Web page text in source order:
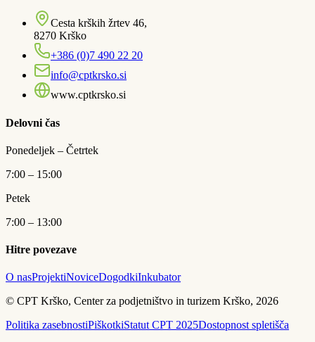
Cesta krških žrtev 46,
8270 Krško
+386 (0)7 490 22 20
info@cptkrsko.si
www.cptkrsko.si
Delovni čas
Ponedeljek – Četrtek
7:00 – 15:00
Petek
7:00 – 13:00
Hitre povezave
O nasProjektiNoviceDogodkiInkubator
© CPT Krško, Center za podjetništvo in turizem Krško, 2026
Politika zasebnostiPiškotkiStatut CPT 2025Dostopnost spletišča